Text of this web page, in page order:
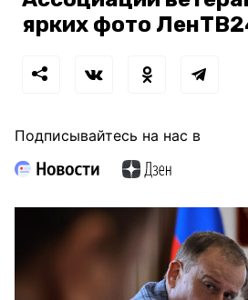
ярких фото
Подписывайтесь на нас в